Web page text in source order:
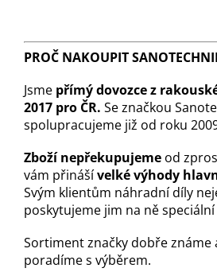
PROČ NAKOUPIT
Jsme přímý dovozce z
2017 pro ČR. Se značkou
spolupracujeme již od roku
Zboží nepřekupujeme od
vám přinášívelké výhody
Svým klientům náhradní díly
poskytujeme jim na ně speciální
Sortiment značky dobře známe
poradíme s výběrem.